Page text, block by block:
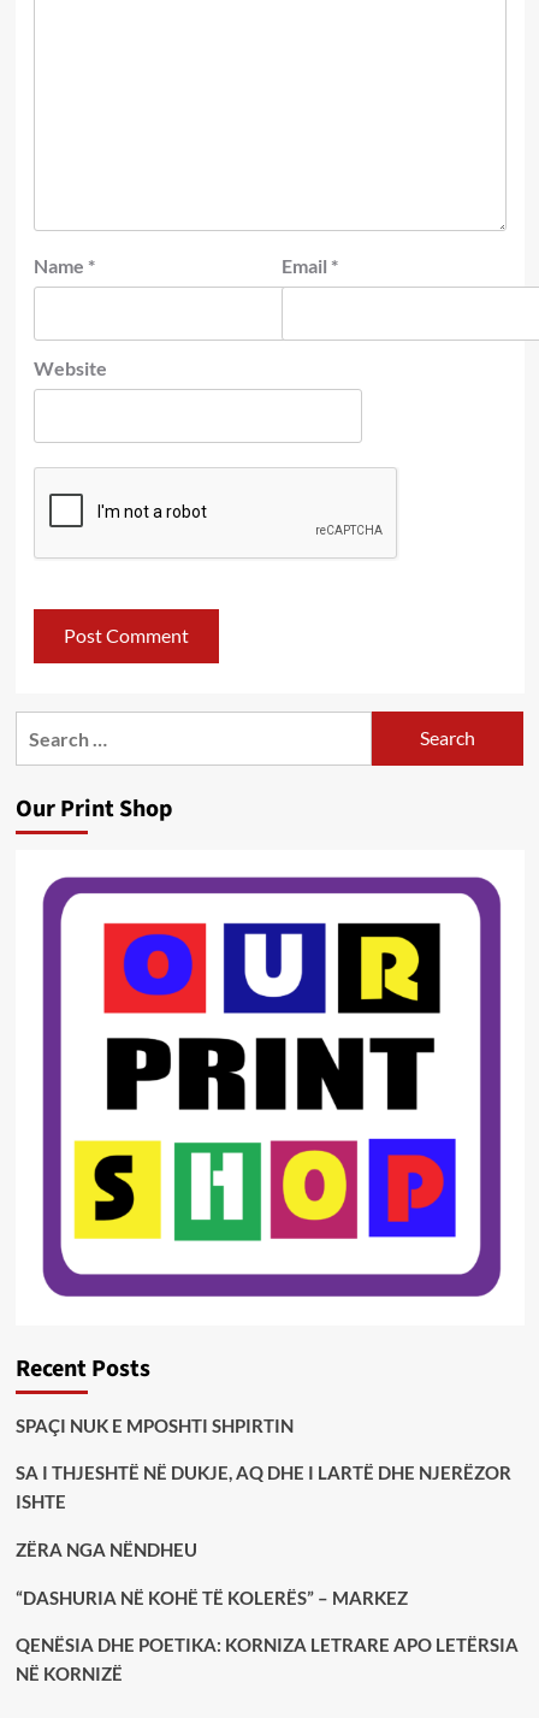
Name * Email *
Website
Our Print Shop
Recent Posts
SPAÇI NUK E MPOSHTI SHPIRTIN
SA I THJESHTË NË DUKJE, AQ DHE I LARTË DHE NJERËZOR
ISHTE
ZËRA NGA NËNDHEU
“DASHURIA NË KOHË TË KOLERËS” – MARKEZ
QENËSIA DHE POETIKA: KORNIZA LETRARE APO LETËRSIA
NË KORNIZË